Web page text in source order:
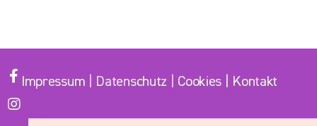
Impressum Datenschutz Cookies Kontakt